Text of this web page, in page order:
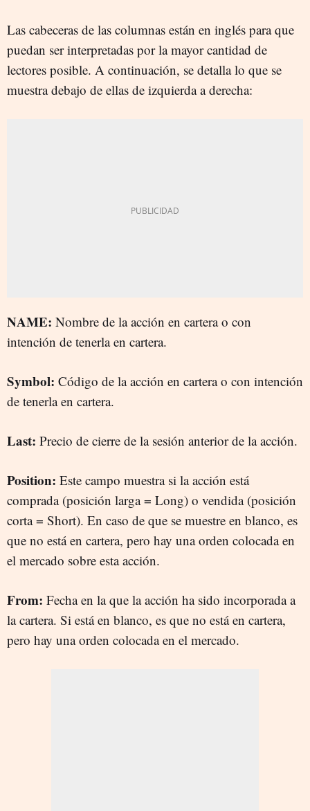
Las cabeceras de las columnas están en inglés para que
puedan ser interpretadas por la mayor cantidad de
lectores posible. A continuación, se detalla lo que se
muestra debajo de ellas de izquierda a derecha:
NAME: Nombre de la acción en cartera o con
intención de tenerla en cartera.
Symbol: Código de la acción en cartera o con intención
de tenerla en cartera.
Last: Precio de cierre de la sesión anterior de la acción.
Position: Este campo muestra si la acción está
comprada (posición larga = Long) o vendida (posición
corta = Short). En caso de que se muestre en blanco, es
que no está en cartera, pero hay una orden colocada en
el mercado sobre esta acción.
From: Fecha en la que la acción ha sido incorporada a
la cartera. Si está en blanco, es que no está en cartera,
pero hay una orden colocada en el mercado.